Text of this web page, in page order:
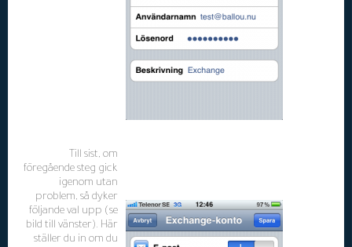
Till sist, om
föregående steg gick
igenom utan
problem, så dyker
följande val upp (se
bild till vänster). Här
ställer du in om du